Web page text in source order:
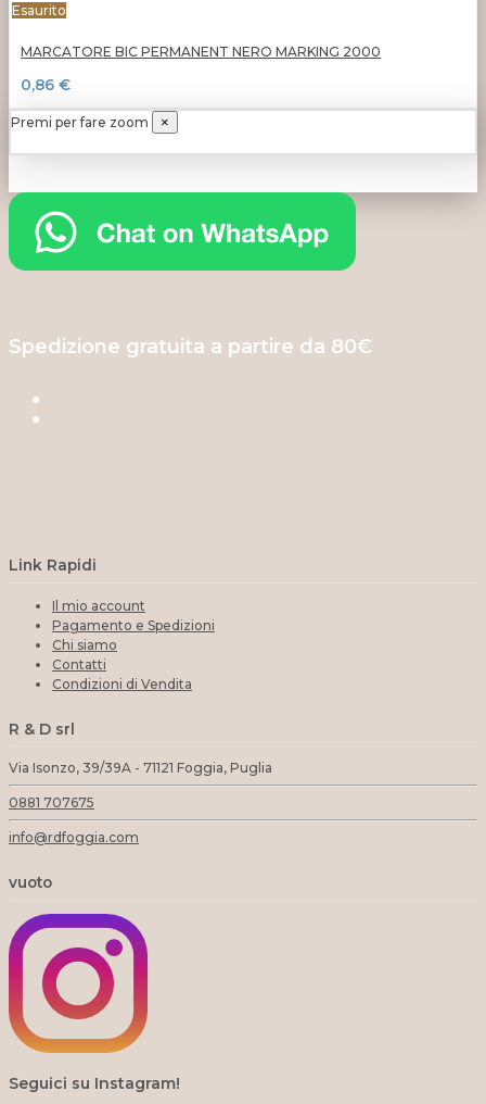
Esaurito
MARCATORE BIC PERMANENT NERO MARKING 2000
0,86 €
Premi per fare zoom ×
Spedizione gratuita a partire da 80€
Link Rapidi
Il mio account
Pagamento e Spedizioni
Chi siamo
Contatti
Condizioni di Vendita
R & D srl
Via Isonzo, 39/39A - 71121 Foggia, Puglia
0881 707675
info@rdfoggia.com
vuoto
Seguici su Instagram!